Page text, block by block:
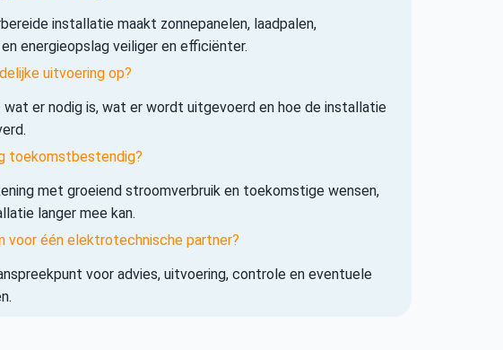
installatie maakt zonnepanelen, laadpalen,
energieopslag veiliger en efficiënter.
uitvoering op?
er nodig is, wat er wordt uitgevoerd en hoe de installatie
toekomstbestendig?
met groeiend stroomverbruik en toekomstige wensen,
langer mee kan.
voor één elektrotechnische partner?
voor advies, uitvoering, controle en eventuele